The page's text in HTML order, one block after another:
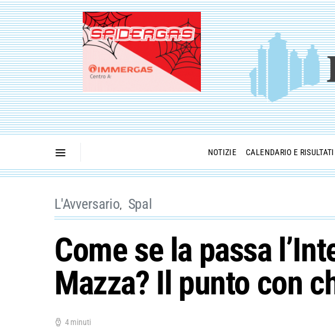
NOTIZIE CALENDARIO E RISULTATI
L'Avversario Spal
Come se la passa
Mazza? Il punto con
4 minuti